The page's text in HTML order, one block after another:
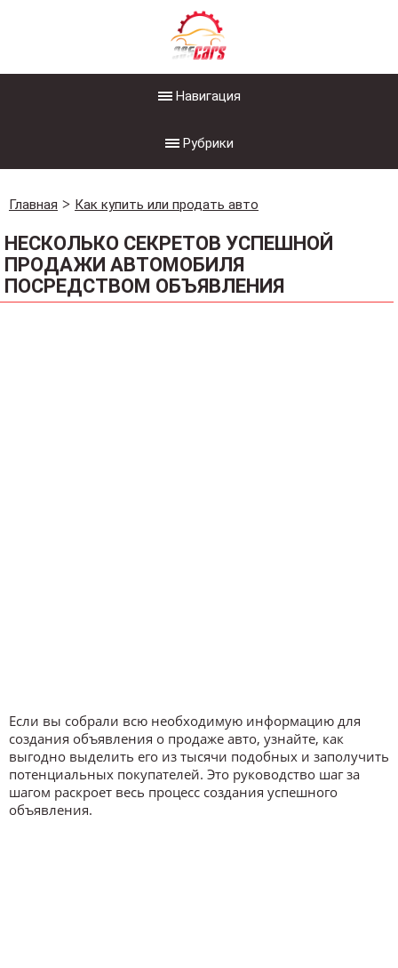
Навигация
Рубрики
Главная Как купить или продать авто
НЕСКОЛЬКО СЕКРЕТОВ УСПЕШНОЙ
ПРОДАЖИ АВТОМОБИЛЯ
ПОСРЕДСТВОМ ОБЪЯВЛЕНИЯ
Если вы собрали всю необходимую информацию для
создания объявления о продаже авто, узнайте, как
выгодно выделить его из тысячи подобных и заполучить
потенциальных покупателей. Это руководство шаг за
шагом раскроет весь процесс создания успешного
объявления.